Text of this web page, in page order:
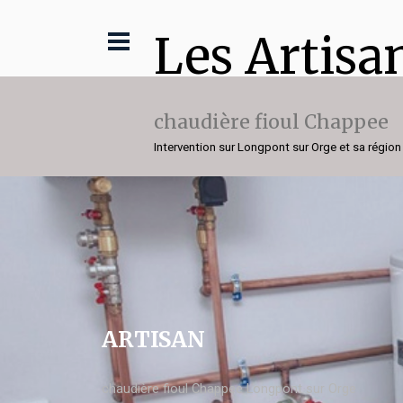
Les
chaudière fioul Chappee
Intervention sur Longpont sur Orge et sa région
ARTISAN
chaudière fioul Chappee Longpont sur Orge